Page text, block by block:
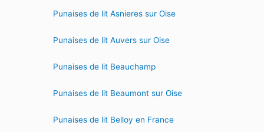
Punaises de lit Asnieres sur Oise
Punaises de lit Auvers sur Oise
Punaises de lit Beauchamp
Punaises de lit Beaumont sur Oise
Punaises de lit Belloy en France